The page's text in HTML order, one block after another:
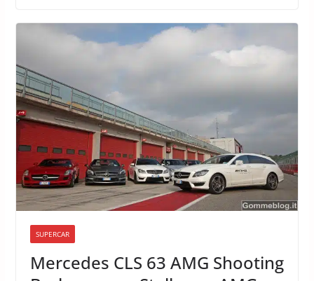
SUPERCAR
Mercedes CLS 63 AMG Shooting